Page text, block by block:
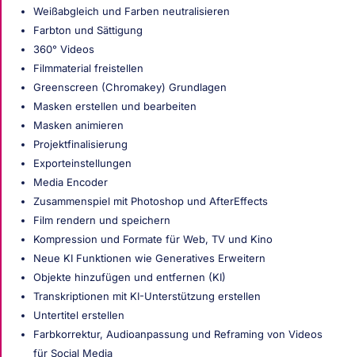
Weißabgleich und Farben neutralisieren
Farbton und Sättigung
360° Videos
Filmmaterial freistellen
Greenscreen (Chromakey) Grundlagen
Masken erstellen und bearbeiten
Masken animieren
Projektfinalisierung
Exporteinstellungen
Media Encoder
Zusammenspiel mit Photoshop und AfterEffects
Film rendern und speichern
Kompression und Formate für Web, TV und Kino
Neue KI Funktionen wie Generatives Erweitern
Objekte hinzufügen und entfernen (KI)
Transkriptionen mit KI-Unterstützung erstellen
Untertitel erstellen
Farbkorrektur, Audioanpassung und Reframing von Videos
für Social Media